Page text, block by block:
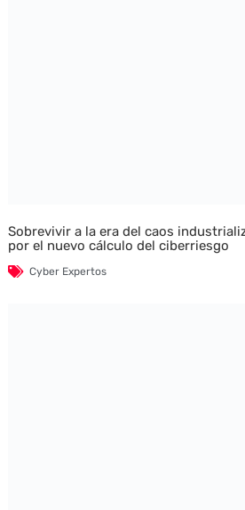
Sobrevivir a la era del caos
por el nuevo cálculo del ciberriesgo
Cyber Expertos